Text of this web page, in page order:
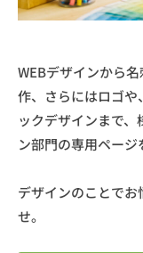
WEBデザインから
作、さらにはロゴや
ックデザインまで
ン部門の専用ページ
デザインのことで
せ。